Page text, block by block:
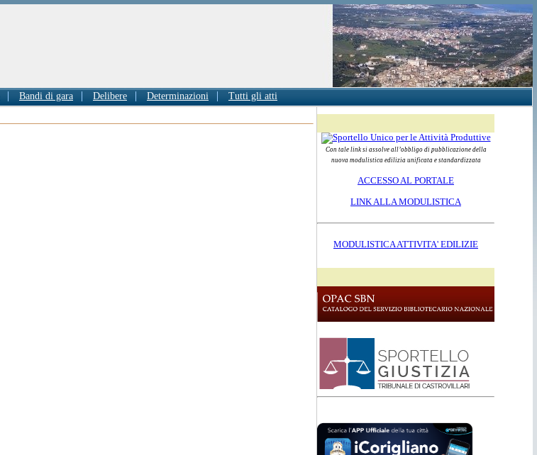
Bandi di gara Delibere Determinazioni Tutti gli atti
Con tale link si assolve all’obbligo di pubblicazione della
nuova modulistica edilizia unificata e standardizzata
ACCESSO AL PORTALE
LINK ALLA MODULISTICA
MODULISTICA ATTIVITA' EDILIZIE